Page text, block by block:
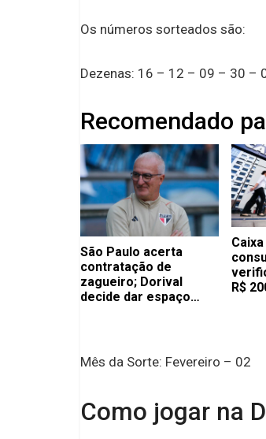
Os números sorteados são:
Dezenas: 16 – 12 – 09 – 30 –
Recomendado
São Paulo acerta
contratação de
zagueiro; Dorival
decide dar espaço
R$
Mês da Sorte: Fevereiro – 02
Como jogar na